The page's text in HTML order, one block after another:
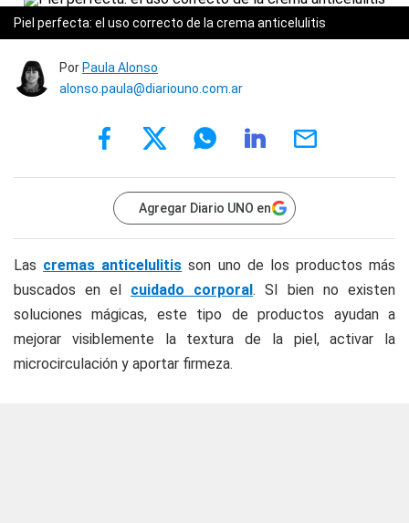
Piel perfecta: el uso correcto de la crema anticelulitis
Por Paula Alonso
alonso.paula@diariouno.com.ar
Agregar Diario UNO en
Las cremas anticelulitis son uno de los productos más
buscados en el cuidado corporal. SI bien no existen
soluciones mágicas, este tipo de productos ayudan a
mejorar visiblemente la textura de la piel, activar la
microcirculación y aportar firmeza.